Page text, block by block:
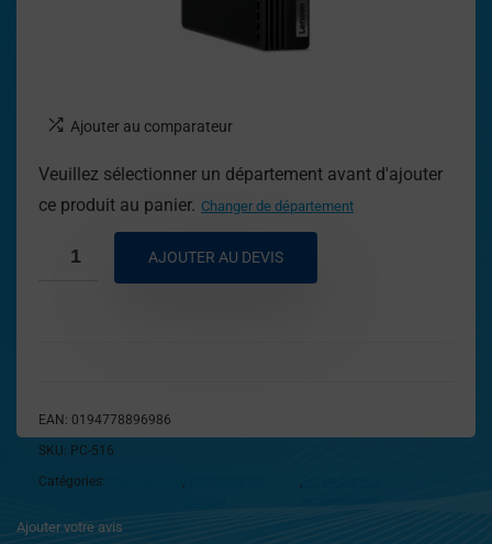
Ajouter au comparateur
Veuillez sélectionner un département avant d'ajouter
ce produit au panier. Changer de département
AJOUTER AU DEVIS
EAN: 0194778896986
SKU: PC-516
Catégories:
, ,
Ajouter votre avis